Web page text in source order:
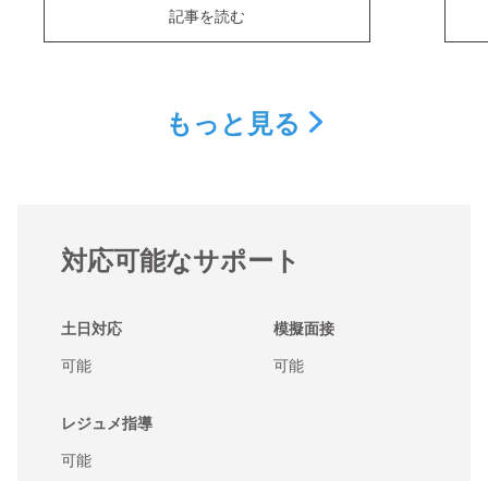
記事を読む
もっと見る
対応可能なサポート
土日対応
可能
模擬面接
可能
レジュメ指導
可能